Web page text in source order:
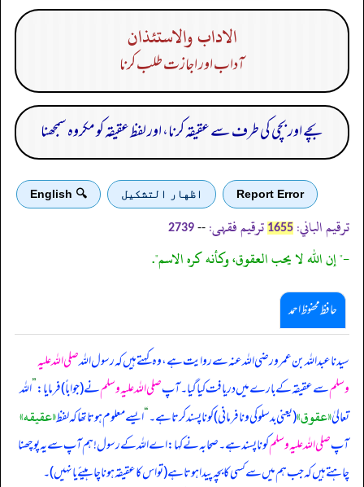
الاداب والاستئذان
آداب اور اجازت طلب کرنا
بچے اور بچی کی طرف سے عقیقہ کرنا، اور لفظ عقیقہ کو مکروہ سمجھنا
Report Error اظهار التشكيل 🔍 English
ترقیم الباني: 1655 ترقیم فقہی: --
2739
-" إن الله لا يحب العقوق، وكأنه كره الاسم".
حافظ محفوظ احمد
سیدنا عبداللہ بن عمرو رضی اللہ عنہ سے روایت ہے، وہ کہتے ہیں کہ رسول اللہصلی اللہ علیہ
وسلمسے عقیقہ کے بارے میں دریافت کیا گیا۔ آپصلی اللہ علیہ وسلمنے (‏‏‏‏جواباً) فرمایا:”اللہ
تعالیٰ«عقوق»(‏‏‏‏یعنی بدسلوکی و نافرمانی) کو ناپسند کرتا ہے۔“ایسے معلوم ہوتا تھا کہ لفظ«عقيقه»
آپصلی اللہ علیہ وسلمکو ناپسند ہے۔ صحابہ نے کہا: اے اللہ کے رسول! ہم آپ سے یہ پوچھنا
چاہتے ہیں کہ جب ہم میں سے کسی کا بچہ پیدا ہوتا ہے (‏‏‏‏تو اس کا عقیقہ ہونا چاہیئے یا نہیں)۔